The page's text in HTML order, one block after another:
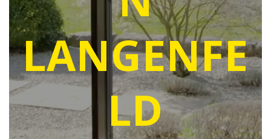
LANGENFE
LD